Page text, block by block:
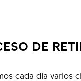
DE
cada día